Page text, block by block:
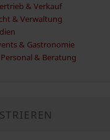
& Verkauf
& Verwaltung
& Gastronomie
& Beratung